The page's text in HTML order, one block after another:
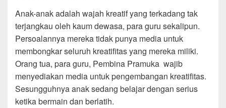
Anak-anak adalah wajah kreatif yang terkadang tak
terjangkau oleh kaum dewasa, para guru sekalipun.
Persoalannya mereka tidak punya media untuk
membongkar seluruh kreatifitas yang mereka miliki.
Orang tua, para guru, Pembina Pramuka wajib
menyediakan media untuk pengembangan kreatifitas.
Sesungguhnya anak sedang belajar dengan serius
ketika bermain dan berlatih.